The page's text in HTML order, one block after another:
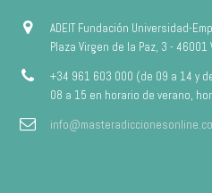
ADEIT Fundación Universidad-
Plaza Virgen de la Paz, 3 -
+34 961 603 000 (de 09 a 14 y
08 a 15 en horario de verano,